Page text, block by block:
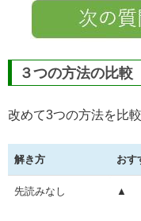
３つの方法の比較
改めて3つの方法を比
解き方 おす
先読みなし ▲